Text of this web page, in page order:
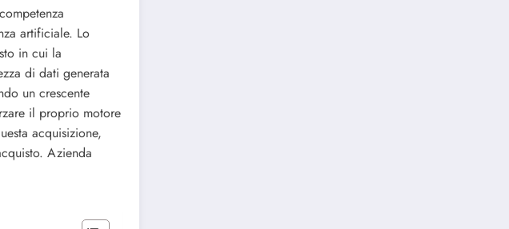
artificiale. Lo
in cui la
di dati generata
un crescente
il proprio motore
acquisizione,
Azienda